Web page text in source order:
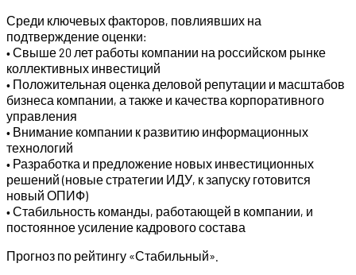
Среди ключевых факторов, повлиявших на
подтверждение оценки:
• Свыше 20 лет работы компании на российском рынке
коллективных инвестиций
• Положительная оценка деловой репутации и масштабов
бизнеса компании, а также и качества корпоративного
управления
• Внимание компании к развитию информационных
технологий
• Разработка и предложение новых инвестиционных
решений (новые стратегии ИДУ, к запуску готовится
новый ОПИФ)
• Стабильность команды, работающей в компании, и
постоянное усиление кадрового состава
Прогноз по рейтингу «Стабильный».